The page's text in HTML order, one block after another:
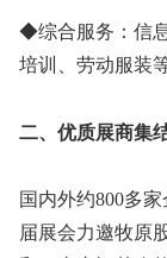
◆综合服务：信
培训、劳动服装
二、优质展商集
国内外约800多
届展会力邀牧原